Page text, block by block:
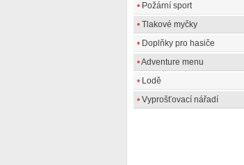
• Požární sport
• Tlakové myčky
• Doplňky pro hasiče
•Adventure menu
• Lodě
• Vyprošťovací nářadí